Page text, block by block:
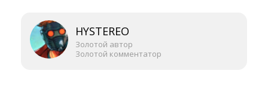
HYSTEREO
Золотой автор
Золотой комментатор